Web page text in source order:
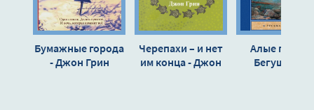
0015
0016
0017Бумажные города
- Джон Грин
Черепахи – и нет
им конца - Джон
Алые
Бегущая по